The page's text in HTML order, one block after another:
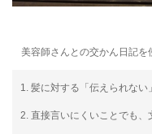
美容師さんとの交かん日記を
1. 髪に対する「伝えられな
2. 直接言いにくいことでも